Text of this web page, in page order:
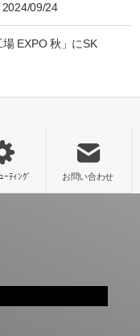
09/24
EXPO 秋」にSK